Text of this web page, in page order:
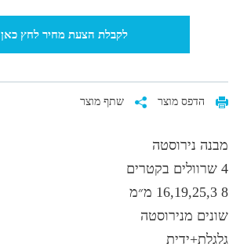
לקבלת הצעת מחיר לחץ כאן
הדפס מוצר שתף מוצר
מבנה נירוסטה
4 שרוולים בקטרים
8 16,19,25,3 מ״מ
שונים מנירוסטה
גלגלת+ידית